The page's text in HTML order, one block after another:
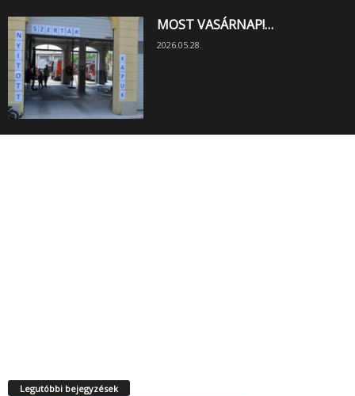
MOST VASÁRNAP!…
2026.05.28.
Legutóbbi bejegyzések